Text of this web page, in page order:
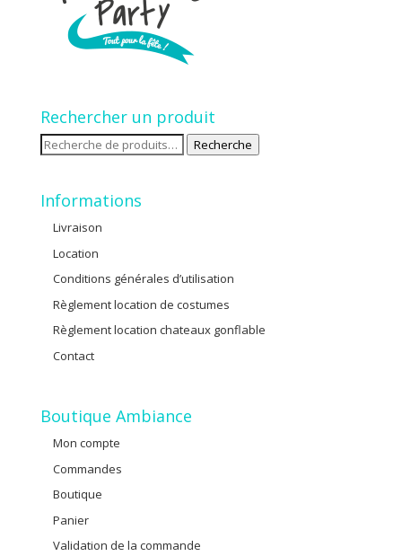
Rechercher un produit
Recherche
Recherche
Informations
Livraison
Location
Conditions générales d’utilisation
Règlement location de costumes
Règlement location chateaux gonflable
Contact
Boutique Ambiance
Mon compte
Commandes
Boutique
Panier
Validation de la commande